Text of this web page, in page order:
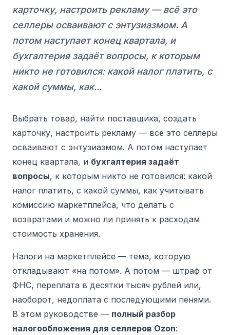
карточку, настроить рекламу — всё это
селлеры осваивают с энтузиазмом. А
потом наступает конец квартала, и
бухгалтерия задаёт вопросы, к которым
никто не готовился: какой налог платить, с
какой суммы, как...
Выбрать товар, найти поставщика, создать
карточку, настроить рекламу — всё это селлеры
осваивают с энтузиазмом. А потом наступает
конец квартала, и бухгалтерия задаёт
вопросы, к которым никто не готовился: какой
налог платить, с какой суммы, как учитывать
комиссию маркетплейса, что делать с
возвратами и можно ли принять к расходам
стоимость хранения.
Налоги на маркетплейсе — тема, которую
откладывают «на потом». А потом — штраф от
ФНС, переплата в десятки тысяч рублей или,
наоборот, недоплата с последующими пенями.
В этом руководстве — полный разбор
налогообложения для селлеров Ozon: